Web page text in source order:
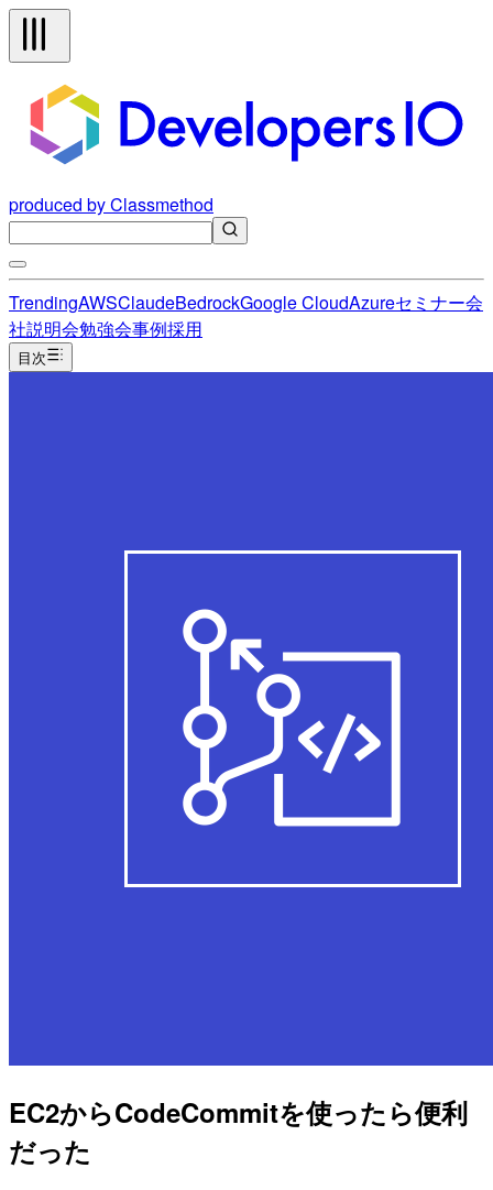
produced by Classmethod
TrendingAWSClaudeBedrockGoogle CloudAzureセミナー会
社説明会勉強会事例採用
目次
EC2からCodeCommitを使ったら便利
だった